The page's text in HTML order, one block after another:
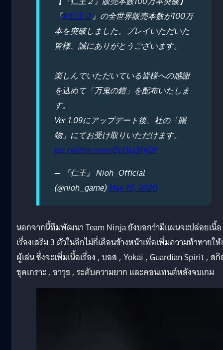
『#仁王２』の全世界販売本数が100万
本を突破しました。プレイいただいた
皆様、誠にありがとうございます。
楽しんでいただいている皆様への感謝
を込めて「万鬼の鎧」を配布いたしま
す。
Ver 1.09にアップデート後、社の「賜
物」にてお受け取りいただけます。
pic.twitter.com/QcOlg3Hj0P
— 『仁王』 Nioh_Official
(@nioh_game)May 15, 2020
นอกจากนี้ทีมพัฒนา Team Ninja ยังบอกว่ามีแผนจะปล่อยเนื้อ
เรื่องเสริม 3 ตัวในอีกไม่กี่เดือนข้างหน้าเพื่อเพิ่มความท้าทายใ
ผู้เล่น ซึ่งจะเพิ่มเนื้อเรื่อง , บอส , Yokai , Guardian Spirit , ส
ชุดเกราะ , อาวุธ , ระดับความยาก และคอนเทนต์หลังจบเกม